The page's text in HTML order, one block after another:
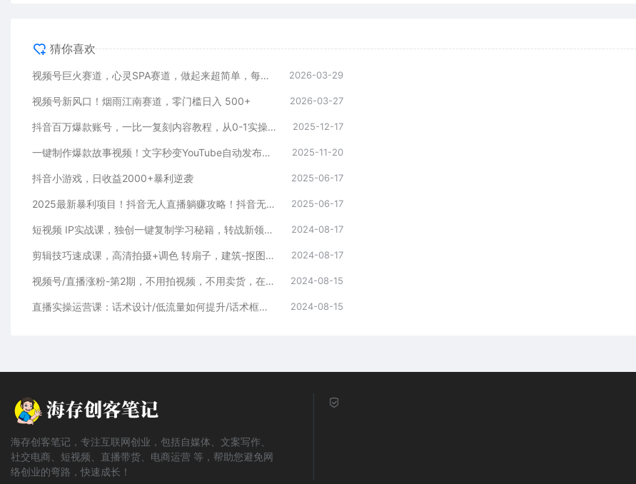
猜你喜欢
视频号巨火赛道，心灵SPA赛道，做起来超简单，每天收益800+ 2026-03-29
视频号新风口！烟雨江南赛道，零门槛日入 500+ 2026-03-27
抖音百万爆款账号，一比一复刻内容教程，从0-1实操课，小白也能学会，复制爆款，月入10w+ 2025-12-17
一键制作爆款故事视频！文字秒变YouTube自动发布的傻瓜式教程 2025-11-20
抖音小游戏，日收益2000+暴利逆袭 2025-06-17
2025最新暴利项目！抖音无人直播躺赚攻略！抖音无人直播3.0玩法！0门槛… 2025-06-17
短视频 IP实战课，独创一键复制学习秘籍，转战新领域，月赚五万轻松行 2024-08-17
剪辑技巧速成课，高清拍摄+调色 转扇子，建筑-抠图精通，新手秒变剪辑专家 2024-08-17
视频号/直播涨粉-第2期，不用拍视频，不用卖货，在直播间做菜，就可以搞钱 2024-08-15
直播实操运营课：话术设计/低流量如何提升/话术框架/全场燃爆/非常干货 2024-08-15
海存创客笔记，专注互联网创业，包括自媒体、文案写作、
社交电商、短视频、直播带货、电商运营 等，帮助您避免网
络创业的弯路，快速成长！